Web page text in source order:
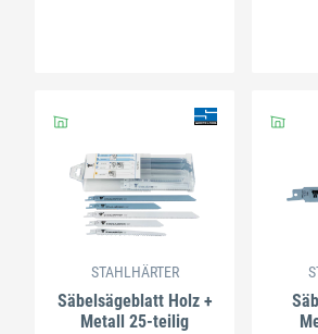
STAHLHÄRTER
Säbelsägeblatt Holz +
Metall 25-teilig